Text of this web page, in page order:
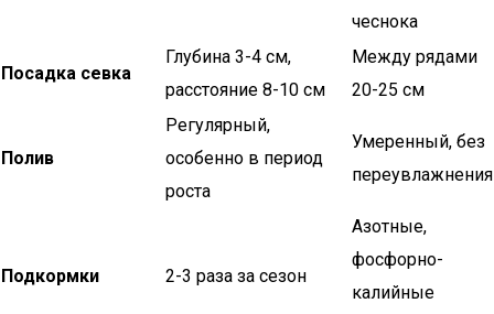
чеснока
Посадка севка
Глубина 3-4 см,
расстояние 8-10 см
Между рядами
20-25 см
Полив
Регулярный,
особенно в период
роста
Умеренный, без
переувлажнения
Подкормки 2-3 раза за сезон
Азотные,
фосфорно-
калийные